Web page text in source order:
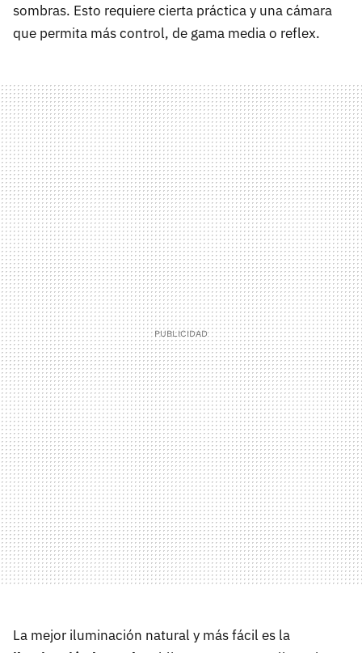
sombras. Esto requiere cierta práctica y una cámara
que permita más control, de gama media o reflex.
La mejor iluminación natural y más fácil es la